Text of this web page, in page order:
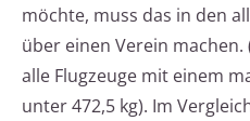
möchte, muss das in den
über einen Verein machen.
alle Flugzeuge mit einem
unter 472,5 kg). Im